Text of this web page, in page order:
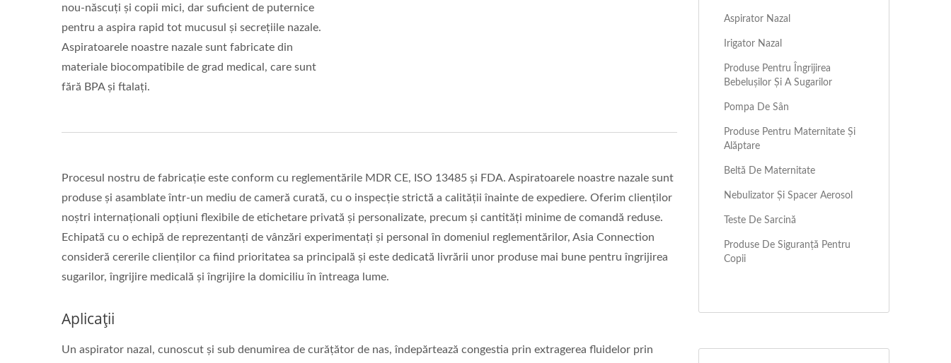
nou-născuți și copii mici, dar suficient de puternice
pentru a aspira rapid tot mucusul și secrețiile nazale.
Aspiratoarele noastre nazale sunt fabricate din
materiale biocompatibile de grad medical, care sunt
fără BPA și ftalați.
Procesul nostru de fabricație este conform cu reglementările MDR CE, ISO 13485 și FDA. Aspiratoarele noastre nazale sunt
produse și asamblate într-un mediu de cameră curată, cu o inspecție strictă a calității înainte de expediere. Oferim clienților
noștri internaționali opțiuni flexibile de etichetare privată și personalizate, precum și cantități minime de comandă reduse.
Echipată cu o echipă de reprezentanți de vânzări experimentați și personal în domeniul reglementărilor, Asia Connection
consideră cererile clienților ca fiind prioritatea sa principală și este dedicată livrării unor produse mai bune pentru îngrijirea
sugarilor, îngrijire medicală și îngrijire la domiciliu în întreaga lume.
Aplicații
Un aspirator nazal, cunoscut și sub denumirea de curățător de nas, îndepărtează congestia prin extragerea fluidelor prin
Aspirator Nazal
Irigator Nazal
Produse Pentru Îngrijirea
Bebelușilor Și A Sugarilor
Pompa De Sân
Produse Pentru Maternitate Și
Alăptare
Beltă De Maternitate
Nebulizator Și Spacer Aerosol
Teste De Sarcină
Produse De Siguranță Pentru
Copii